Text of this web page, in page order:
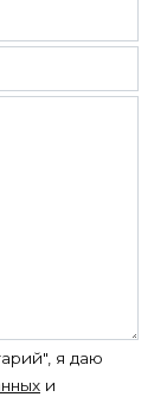
я даю
и